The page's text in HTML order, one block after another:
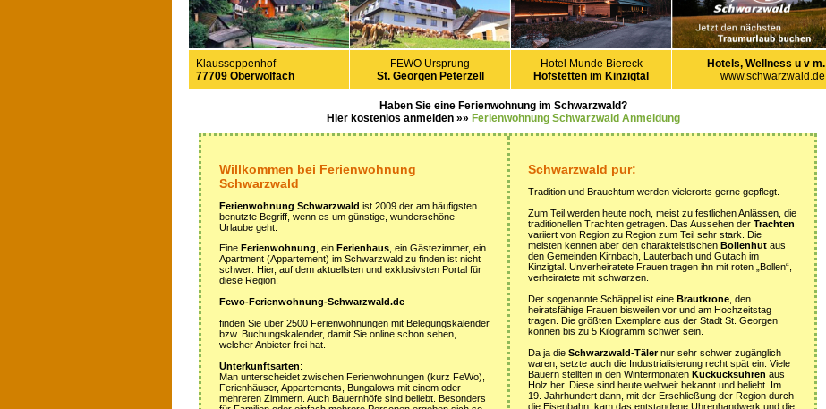
Klausseppenhof
77709 Oberwolfach
FEWO Ursprung
St. Georgen Peterzell
Hotel Munde Biereck
Hofstetten im Kinzigtal
Hotels, Wellness u v m.
www.schwarzwald.de
Haben Sie eine Ferienwohnung im Schwarzwald?
Hier kostenlos anmelden »» Ferienwohnung Schwarzwald Anmeldung
Willkommen bei Ferienwohnung
Schwarzwald
Ferienwohnung Schwarzwald ist 2009 der am häufigsten
benutzte Begriff, wenn es um günstige, wunderschöne
Urlaube geht.
Eine Ferienwohnung , ein Ferienhaus , ein Gästezimmer, ein
Apartment (Appartement) im Schwarzwald zu finden ist nicht
schwer: Hier, auf dem aktuellsten und exklusivsten Portal für
diese Region:
Fewo-Ferienwohnung-Schwarzwald.de
finden Sie über 2500 Ferienwohnungen mit Belegungskalender
bzw. Buchungskalender, damit Sie online schon sehen,
welcher Anbieter frei hat.
Unterkunftsarten:
Man unterscheidet zwischen Ferienwohnungen (kurz FeWo),
Ferienhäuser, Appartements, Bungalows mit einem oder
mehreren Zimmern. Auch Bauernhöfe sind beliebt. Besonders
Schwarzwald pur:
Tradition und Brauchtum werden vielerorts gerne gepflegt.
Zum Teil werden heute noch, meist zu festlichen Anlässen, die
traditionellen Trachten getragen. Das Aussehen der Trachten
variiert von Region zu Region zum Teil sehr stark. Die
meisten kennen aber den charakteistischen Bollenhut aus
den Gemeinden Kirnbach, Lauterbach und Gutach im
Kinzigtal. Unverheiratete Frauen tragen ihn mit roten „Bollen“,
verheiratete mit schwarzen.
Der sogenannte Schäppel ist eine Brautkrone , den
heiratsfähige Frauen bisweilen vor und am Hochzeitstag
tragen. Die größten Exemplare aus der Stadt St. Georgen
können bis zu 5 Kilogramm schwer sein.
Da ja die Schwarzwald-Tälernur sehr schwer zugänglich
waren, setzte auch die Industrialisierung recht spät ein. Viele
Bauern stellten in den Wintermonaten Kuckucksuhren aus
Holz her. Diese sind heute weltweit bekannt und beliebt. Im
19. Jahrhundert dann, mit der Erschließung der Region durch
die Eisenbahn, kam das entstandene Uhrenhandwerk und die